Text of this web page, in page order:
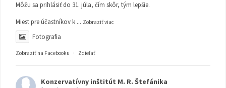
Môžu sa prihlásiť do 31. júla, čím skôr, tým lepšie.
Miest pre účastníkov k ... Zobraziť viac
Fotografia
Zobraziť na Facebooku · Zdieľať
Konzervatívny inštitút M. R. Štefánika